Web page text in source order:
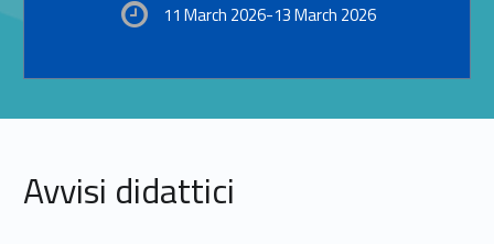
11 March 2026-13 March 2026
Avvisi didattici